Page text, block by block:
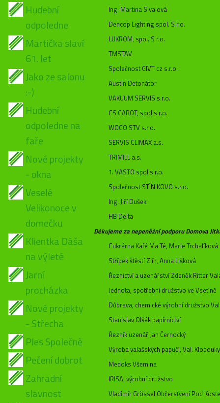
Hudební
odpoledne
Martička slaví
61. let
Jako ze salonu
:-)
Hudební
odpoledne na
faře
Nové projekty
- okna
Veselé
Velikonoce v
domečku
Klientka Dáša
na výletě
Jarní
procházka
Nové projekty
- Střecha
Ples Společně
Pečení dobrot
Zahradní
slavnost
Ing. Martina Sivalová
Dencop Lighting spol. S r.o.
LUKROM, spol. S r.o.
TMSTAV
Společnost GIVT cz s.r.o.
Austin Detonátor
VAKUUM SERVIS s.r.o.
CS CABOT, spol s r.o.
WOCO STV s.r.o.
SERVIS CLIMAX a.s.
TRIMILL a.s.
1. VASTO spol s r.o.
Společnost STÍN KOVO s.r.o.
Ing. Jiří Dušek
HB Delta
Děkujeme za nepeněžní podporu Domova
Cukrárna Kafé Ma Té, Marie Trchalíková
Střípek štěstí Zlín, Anna Lišková
Řeznictví a uzenářství Zdeněk Ritter
Jednota, spotřební družstvo ve Vsetíně
Důbrava, chemické výrobní družstvo
Stanislav Olšák papírnictví
Řezník uzenář Jan Černocký
Výroba valašských papučí, Val.
Medoks Všemina
IRISA, výrobní družstvo
Vladimír Grössel Občerstvení Pod